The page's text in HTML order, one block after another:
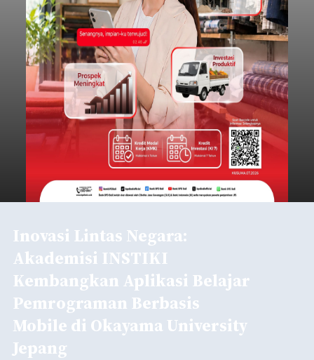
Inovasi Lintas Negara:
Akademisi INSTIKI
Kembangkan Aplikasi Belajar
Pemrograman Berbasis
Mobile di Okayama University
Jepang